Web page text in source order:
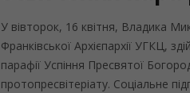
У вівторок, 16 квітня, Владика
Франківської Архієпархії УГКЦ,
парафії Успіння Пресвятої
протопресвітеріату. Соціальне